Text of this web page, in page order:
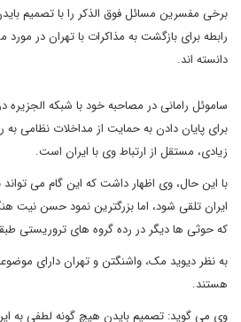
برخی مفسرین مسائل فوق الذکر را با تصمیم
رابطه برای بازگشت به مذاکرات با تهران در
دانسته اند.
ساموئل رامانی در مصاحبه خود با شبکه الجزیره
برای پایان دادن به حمایت از مداخلات نظامی
زیادی، مستقل از ارتباط وی با ایران است.
با این حال، وی اظهار داشت که این گام می
ایران تلقی شود، اما بزرگترین نمود حسن نیت
که حوثی ها دیگر در رده گروه های تروریستی
به نظر دیوید مک، واشنگتن و تهران دارای
هستند.
وی می گوید: تصمیم بایدن هیچ گونه لطفی به